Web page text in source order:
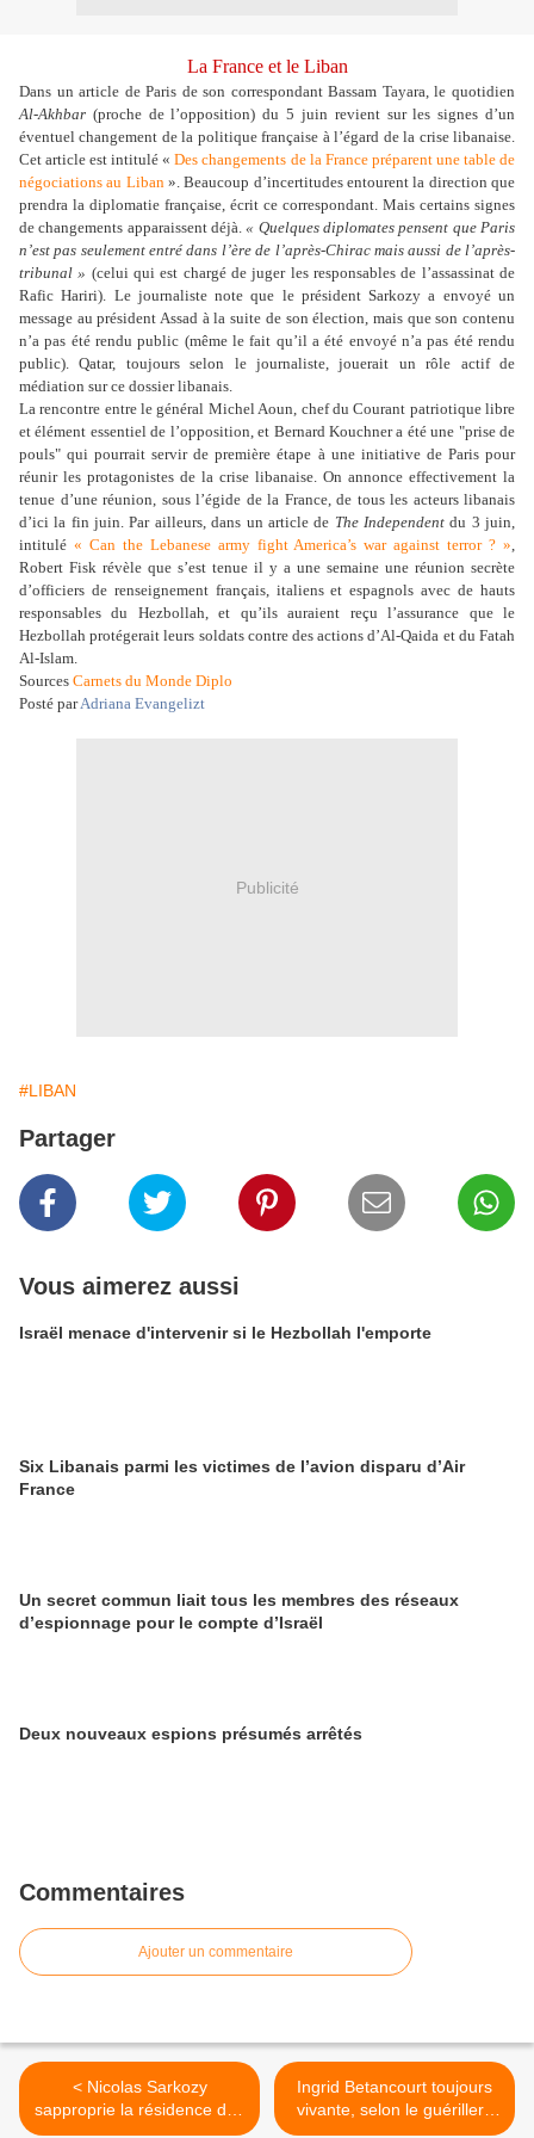
La France et le Liban
Dans un article de Paris de son correspondant Bassam Tayara, le quotidien
Al-Akhbar (proche de l’opposition) du 5 juin revient sur les signes d’un
éventuel changement de la politique française à l’égard de la crise libanaise.
Cet article est intitulé «Des changements de la France préparent une table de
négociations au Liban». Beaucoup d’incertitudes entourent la direction que
prendra la diplomatie française, écrit ce correspondant. Mais certains signes
de changements apparaissent déjà.« Quelques diplomates pensent que Paris
n’est pas seulement entré dans l’ère de l’après-Chirac mais aussi de l’après-
tribunal » (celui qui est chargé de juger les responsables de l’assassinat de
Rafic Hariri). Le journaliste note que le président Sarkozy a envoyé un
message au président Assad à la suite de son élection, mais que son contenu
n’a pas été rendu public (même le fait qu’il a été envoyé n’a pas été rendu
public). Qatar, toujours selon le journaliste, jouerait un rôle actif de
médiation sur ce dossier libanais.
La rencontre entre le général Michel Aoun, chef du Courant patriotique libre
et élément essentiel de l’opposition, et Bernard Kouchner a été une "prise de
pouls" qui pourrait servir de première étape à une initiative de Paris pour
réunir les protagonistes de la crise libanaise. On annonce effectivement la
tenue d’une réunion, sous l’égide de la France, de tous les acteurs libanais
d’ici la fin juin. Par ailleurs, dans un article de The Independentdu 3 juin,
intitulé « Can the Lebanese army fight America’s war against terror ? »,
Robert Fisk révèle que s’est tenue il y a une semaine une réunion secrète
d’officiers de renseignement français, italiens et espagnols avec de hauts
responsables du Hezbollah, et qu’ils auraient reçu l’assurance que le
Hezbollah protégerait leurs soldats contre des actions d’Al-Qaida et du Fatah
Al-Islam.
Sources Carnets du Monde Diplo
Posté parAdriana Evangelizt
Publicité
#LIBAN
Partager
Vous aimerez aussi
Israël menace d'intervenir si le Hezbollah l'emporte
Six Libanais parmi les victimes de l’avion disparu d’Air
France
Un secret commun liait tous les membres des réseaux
d’espionnage pour le compte d’Israël
Deux nouveaux espions présumés arrêtés
Commentaires
Ajouter un commentaire
< Nicolas Sarkozy
sapproprie la résidence des
premiers ministres
Ingrid Betancourt toujours
vivante, selon le guérillero
Rodrigo Granda >